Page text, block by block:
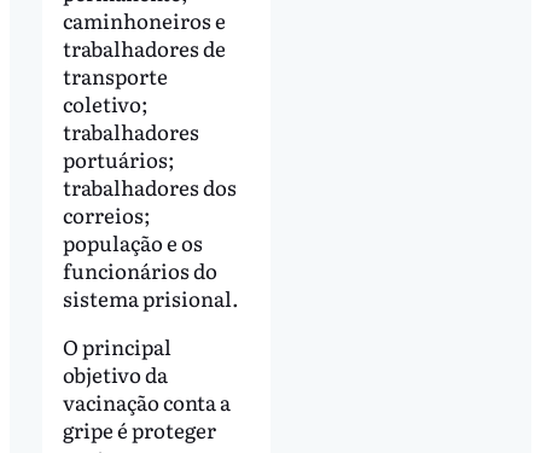
caminhoneiros e
trabalhadores de
transporte
coletivo;
trabalhadores
portuários;
trabalhadores dos
correios;
população e os
funcionários do
sistema prisional.
O principal
objetivo da
vacinação conta a
gripe é proteger